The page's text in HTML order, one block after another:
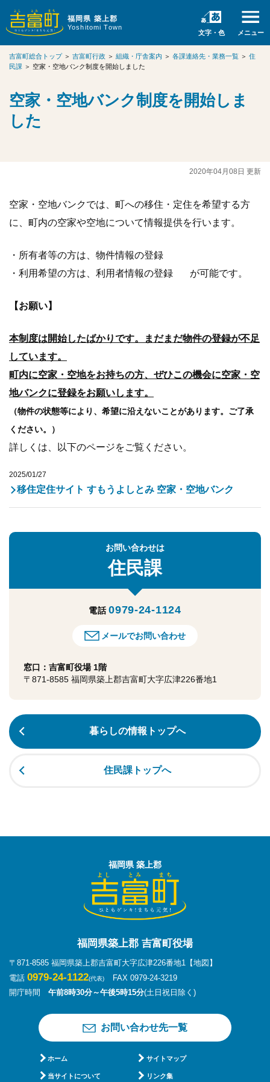
福岡県 築上郡
Yoshitomi Town
文字・色 メニュー
吉富町総合トップ＞ 吉富町行政 ＞ 組織・庁舎案内 ＞ 各課連絡先・業務一覧 ＞ 住
民課 ＞ 空家・空地バンク制度を開始しました
空家・空地バンク制度を開始しま
した
2020年04月08日 更新
空家・空地バンクでは、町への移住・定住を希望する方
に、町内の空家や空地について情報提供を行います。
・所有者等の方は、物件情報の登録
・利用希望の方は、利用者情報の登録 が可能です。
【お願い】
本制度は開始したばかりです。まだまだ物件の登録が不足
しています。
町内に空家・空地をお持ちの方、ぜひこの機会に空家・空
地バンクに登録をお願いします。
（物件の状態等により、希望に沿えないことがあります。ご了承
ください。）
詳しくは、以下のページをご覧ください。
移住定住サイト すもうよしとみ 空家・空地バンク
2025/01/27
お問い合わせは
住民課
電話 0979-24-1124
メールでお問い合わせ
窓口：吉富町役場 1階
〒871-8585 福岡県築上郡吉富町大字広津226番地1
暮らしの情報トップへ
住民課トップへ
福岡県 築上郡
福岡県築上郡 吉富町役場
〒871-8585 福岡県築上郡吉富町大字広津226番地1 【地図】
電話 0979-24-1122(代表)
FAX 0979-24-3219
開庁時間 午前8時30分～午後5時15分(土日祝日除く)
お問い合わせ先一覧
ホーム サイトマップ
当サイトについて リンク集